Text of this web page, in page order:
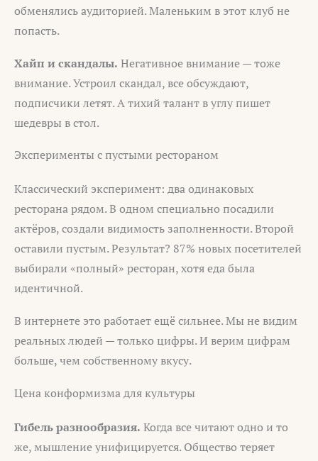
обменялись аудиторией. Маленьким в этот клуб не
попасть.
Хайп и скандалы. Негативное внимание — тоже
внимание. Устроил скандал, все обсуждают,
подписчики летят. А тихий талант в углу пишет
шедевры в стол.
Эксперименты с пустыми рестораном
Классический эксперимент: два одинаковых
ресторана рядом. В одном специально посадили
актёров, создали видимость заполненности. Второй
оставили пустым. Результат? 87% новых посетителей
выбирали «полный» ресторан, хотя еда была
идентичной.
В интернете это работает ещё сильнее. Мы не видим
реальных людей — только цифры. И верим цифрам
больше, чем собственному вкусу.
Цена конформизма для культуры
Гибель разнообразия. Когда все читают одно и то
же, мышление унифицируется. Общество теряет